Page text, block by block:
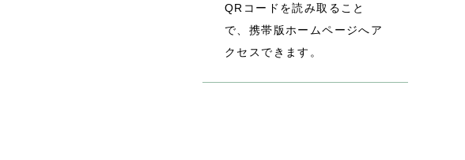
QRコードを読み取ること
で、携帯版ホームページへア
クセスできます。